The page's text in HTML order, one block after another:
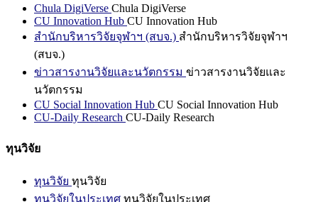
Chula DigiVerse Chula DigiVerse
CU Innovation Hub CU Innovation Hub
สำนักบริหารวิจัยจุฬาฯ (สบจ.) สำนักบริหารวิจัยจุฬาฯ
(สบจ.)
ข่าวสารงานวิจัยและนวัตกรรม ข่าวสารงานวิจัยและ
นวัตกรรม
CU Social Innovation Hub CU Social Innovation Hub
CU-Daily Research CU-Daily Research
ทุนวิจัย
ทุนวิจัย ทุนวิจัย
ทุนวิจัยในประเทศ ทุนวิจัยในประเทศ